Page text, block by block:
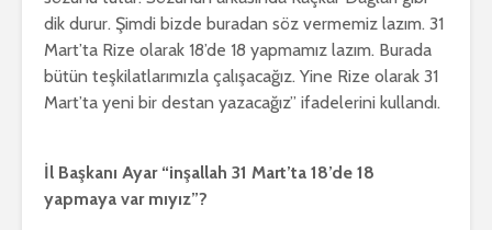
dik durur. Şimdi bizde buradan söz vermemiz lazım. 31
Mart’ta Rize olarak 18’de 18 yapmamız lazım. Burada
bütün teşkilatlarımızla çalışacağız. Yine Rize olarak 31
Mart’ta yeni bir destan yazacağız” ifadelerini kullandı.
İl Başkanı Ayar “inşallah 31 Mart’ta 18’de 18
yapmaya var mıyız”?